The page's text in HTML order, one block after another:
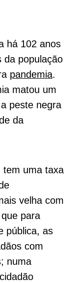
há 102 anos
da população
pandemia.
matou um
peste negra
da
tem uma taxa
velha com
para
pública, as
com
numa